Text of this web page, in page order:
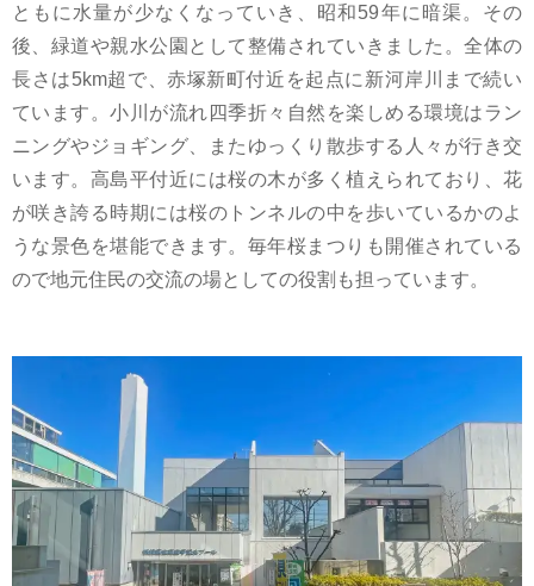
ともに水量が少なくなっていき、昭和59年に暗渠。その
後、緑道や親水公園として整備されていきました。全体の
長さは5km超で、赤塚新町付近を起点に新河岸川まで続い
ています。小川が流れ四季折々自然を楽しめる環境はラン
ニングやジョギング、またゆっくり散歩する人々が行き交
います。高島平付近には桜の木が多く植えられており、花
が咲き誇る時期には桜のトンネルの中を歩いているかのよ
うな景色を堪能できます。毎年桜まつりも開催されている
ので地元住民の交流の場としての役割も担っています。